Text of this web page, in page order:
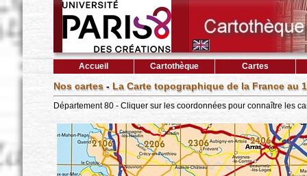
Accueil Cartothèque Cartes
Nos cartes- La Carte topographique de la France au
Département 80 - Cliquer sur les coordonnées pour connaître les